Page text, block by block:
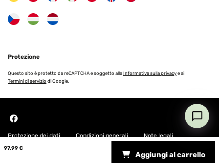
97,99 €
Aggiungi al carrello
Protezione
Questo sito è protetto da reCAPTCHA e soggetto allaInformativa sulla privacye ai
Termini di servizio di Google.
Protezione dei dati Condizioni generali Note legali
Copyright © 2026 Blumfeldt. All rights reserved